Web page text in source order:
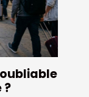
?